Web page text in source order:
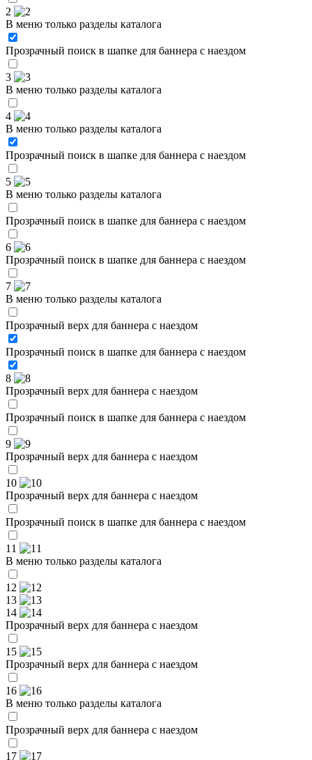
2
В меню только разделы каталога
Прозрачный поиск в шапке для баннера с наездом
3
В меню только разделы каталога
4
В меню только разделы каталога
Прозрачный поиск в шапке для баннера с наездом
5
В меню только разделы каталога
Прозрачный поиск в шапке для баннера с наездом
6
Прозрачный поиск в шапке для баннера с наездом
7
В меню только разделы каталога
Прозрачный верх для баннера с наездом
Прозрачный поиск в шапке для баннера с наездом
8
Прозрачный верх для баннера с наездом
Прозрачный поиск в шапке для баннера с наездом
9
Прозрачный верх для баннера с наездом
10
Прозрачный верх для баннера с наездом
Прозрачный поиск в шапке для баннера с наездом
11
В меню только разделы каталога
12
13
14
Прозрачный верх для баннера с наездом
15
Прозрачный верх для баннера с наездом
16
В меню только разделы каталога
Прозрачный верх для баннера с наездом
17